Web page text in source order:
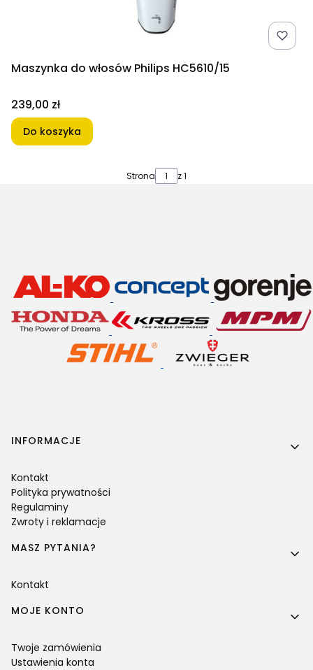
Maszynka do włosów Philips HC5610/15
Cena
239,00 zł
Do koszyka
Strona z 1
Linki w stopce
INFORMACJE
Kontakt
Polityka prywatności
Regulaminy
Zwroty i reklamacje
MASZ PYTANIA?
Kontakt
MOJE KONTO
Twoje zamówienia
Ustawienia konta